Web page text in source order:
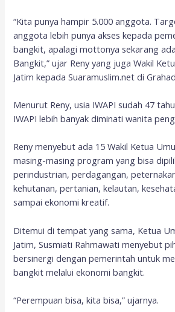
“Kita punya hampir 5.000 anggota.
anggota lebih punya akses kepada
bangkit, apalagi mottonya sekarang
Bangkit,” ujar Reny yang juga Wakil
Jatim kepada Suaramuslim.net di
Menurut Reny, usia IWAPI sudah 47
IWAPI lebih banyak diminati wanita
Reny menyebut ada 15 Wakil Ketua
masing-masing program yang bisa
perindustrian, perdagangan,
kehutanan, pertanian, kelautan,
sampai ekonomi kreatif.
Ditemui di tempat yang sama, Ketua
Jatim, Susmiati Rahmawati menyebut
bersinergi dengan pemerintah untuk
bangkit melalui ekonomi bangkit.
“Perempuan bisa, kita bisa,” ujarnya.